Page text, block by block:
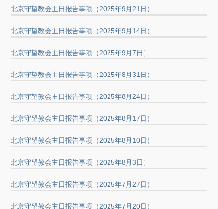
北京守望教会主日报告事项（2025年9月21日）
北京守望教会主日报告事项（2025年9月14日）
北京守望教会主日报告事项（2025年9月7日）
北京守望教会主日报告事项（2025年8月31日）
北京守望教会主日报告事项（2025年8月24日）
北京守望教会主日报告事项（2025年8月17日）
北京守望教会主日报告事项（2025年8月10日）
北京守望教会主日报告事项（2025年8月3日）
北京守望教会主日报告事项（2025年7月27日）
北京守望教会主日报告事项（2025年7月20日）